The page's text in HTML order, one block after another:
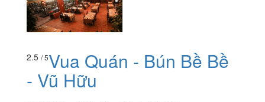
2.5 / 5Vua Quán - Bún Bề Bề
- Vũ Hữu